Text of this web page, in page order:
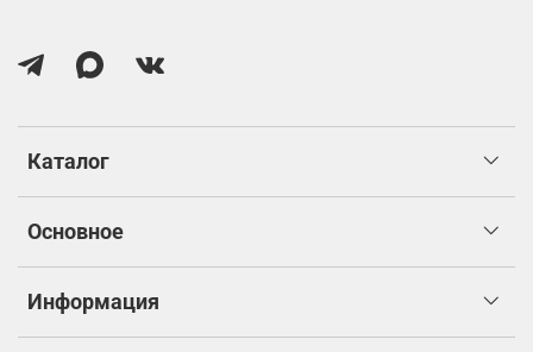
Каталог
Основное
Информация